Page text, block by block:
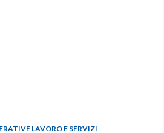
LAVORO E SERVIZI